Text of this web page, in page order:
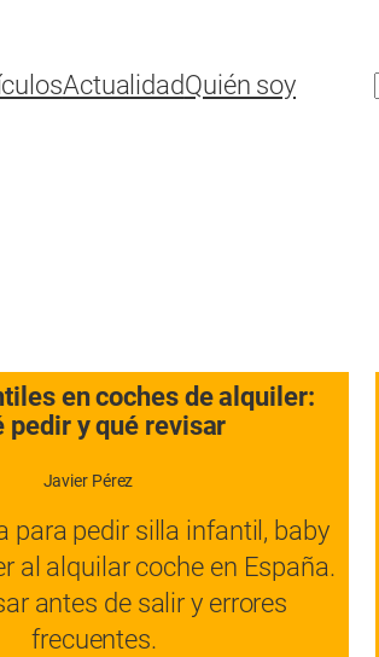
ActualidadQuién soy
en coches de alquiler:
pedir y qué revisar
Javier Pérez
para pedir silla infantil, baby
al alquilar coche en España.
antes de salir y errores
frecuentes.